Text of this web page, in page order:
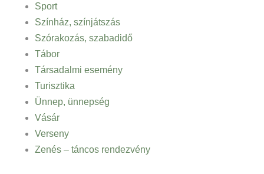
Sport
Színház, színjátszás
Szórakozás, szabadidő
Tábor
Társadalmi esemény
Turisztika
Ünnep, ünnepség
Vásár
Verseny
Zenés – táncos rendezvény